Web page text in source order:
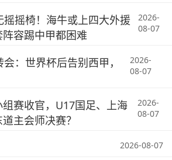
摇摇椅！海牛或上四大外援
容踢中甲都困难
2026-
08-07
：世界杯后告别西甲，
2026-
08-07
赛收官，U17国足、上海
主会师决赛？
2026-
08-07
2026-08-07